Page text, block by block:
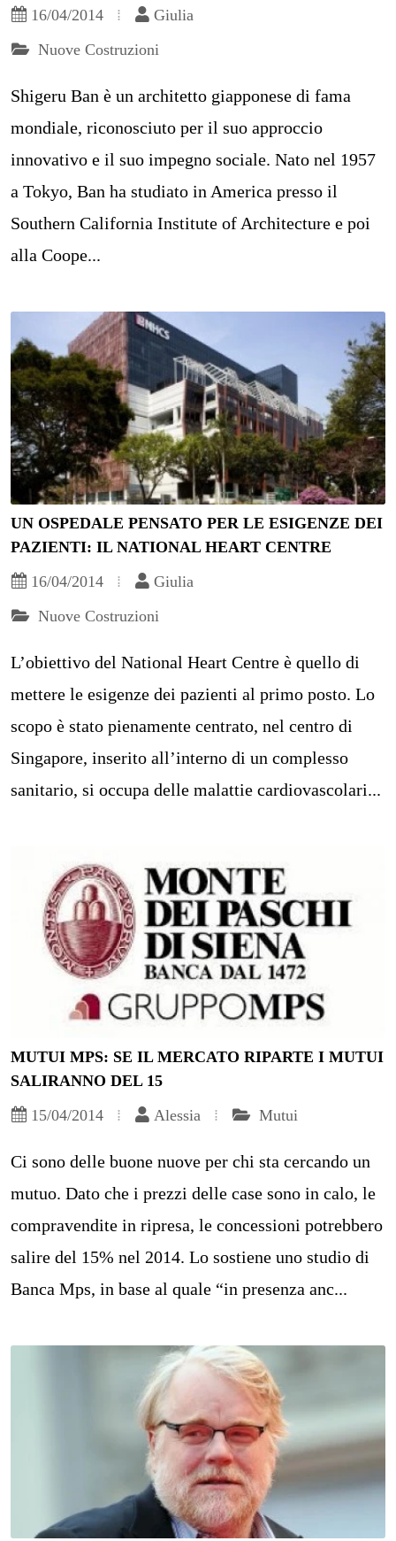
16/04/2014
Giulia
Nuove Costruzioni
Shigeru Ban è un architetto giapponese di fama
mondiale, riconosciuto per il suo approccio
innovativo e il suo impegno sociale. Nato nel 1957
a Tokyo, Ban ha studiato in America presso il
Southern California Institute of Architecture e poi
alla Coope...
UN OSPEDALE PENSATO PER LE ESIGENZE DEI
PAZIENTI: IL NATIONAL HEART CENTRE
16/04/2014
Giulia
Nuove Costruzioni
L’obiettivo del National Heart Centre è quello di
mettere le esigenze dei pazienti al primo posto. Lo
scopo è stato pienamente centrato, nel centro di
Singapore, inserito all’interno di un complesso
sanitario, si occupa delle malattie cardiovascolari...
MUTUI MPS: SE IL MERCATO RIPARTE I MUTUI
SALIRANNO DEL 15
15/04/2014
Alessia Mutui
Ci sono delle buone nuove per chi sta cercando un
mutuo. Dato che i prezzi delle case sono in calo, le
compravendite in ripresa, le concessioni potrebbero
salire del 15% nel 2014. Lo sostiene uno studio di
Banca Mps, in base al quale “in presenza anc...